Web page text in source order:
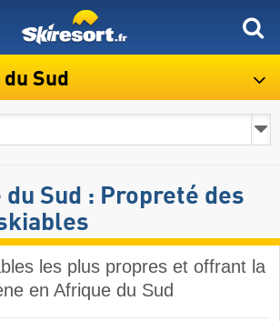
Sud
Sud : Propreté des
les plus propres et offrant la
en Afrique du Sud